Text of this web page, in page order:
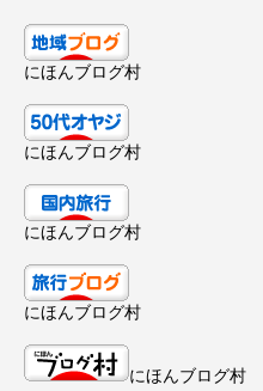
にほんブログ村
にほんブログ村
にほんブログ村
にほんブログ村
にほんブログ村